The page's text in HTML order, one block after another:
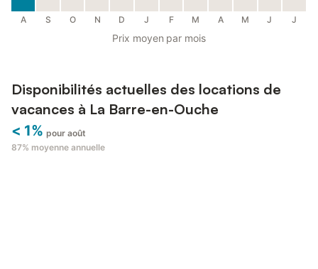
A S O N D J F M A M J J
Prix moyen par mois
Disponibilités actuelles des locations de
vacances à La Barre-en-Ouche
< 1% pour août
87% moyenne annuelle